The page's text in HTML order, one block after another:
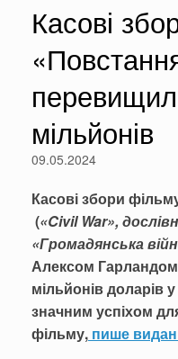
Касові
мільйонів
09.05.2024
Касові збори
(«Civil War»,
«Громадянська
Алексом
мільйонів доларів
значним успіхом
фільму, пише